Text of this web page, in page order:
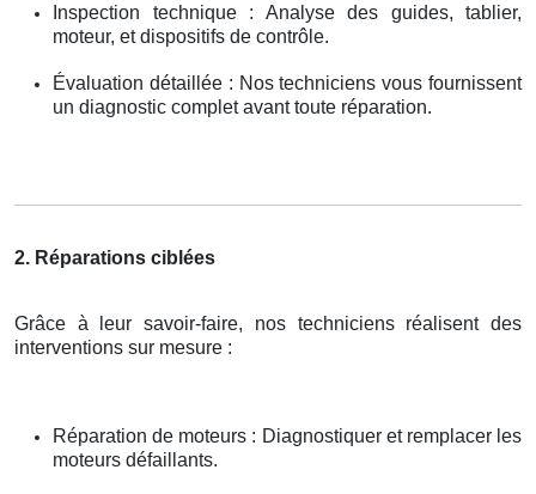
Inspection technique : Analyse des guides, tablier,
moteur, et dispositifs de contrôle.
Évaluation détaillée : Nos techniciens vous fournissent
un diagnostic complet avant toute réparation.
2. Réparations ciblées
Grâce à leur savoir-faire, nos techniciens réalisent des
interventions sur mesure :
Réparation de moteurs : Diagnostiquer et remplacer les
moteurs défaillants.